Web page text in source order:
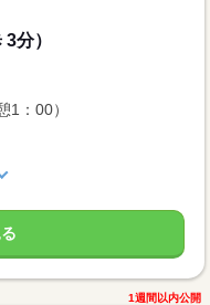
分）
1：00）
1週間以内公開